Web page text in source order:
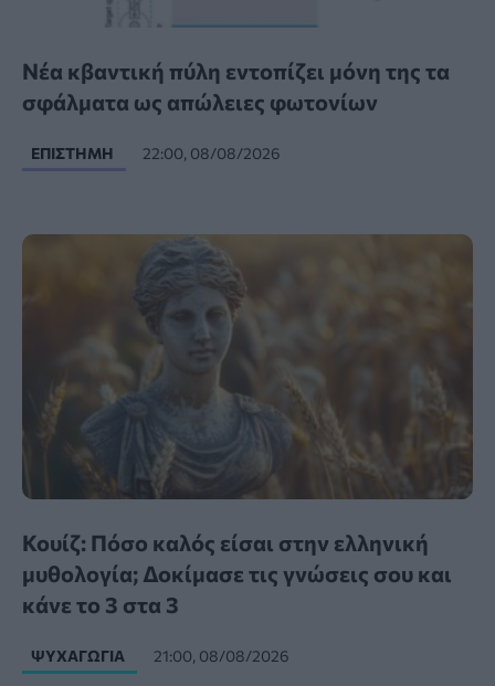
Νέα κβαντική πύλη εντοπίζει μόνη της τα
σφάλματα ως απώλειες φωτονίων
ΕΠΙΣΤΉΜΗ 22:00, 08/08/2026
Κουίζ: Πόσο καλός είσαι στην ελληνική
μυθολογία; Δοκίμασε τις γνώσεις σου και
κάνε το 3 στα 3
ΨΥΧΑΓΩΓΊΑ 21:00, 08/08/2026